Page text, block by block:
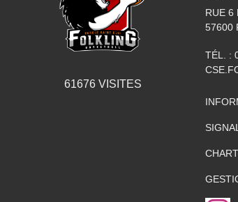
61676VISITES
RUE 6
57600
TÉL. :